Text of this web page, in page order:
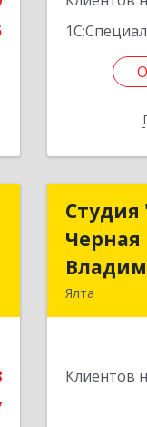
Черная
Ялта
Клиентов